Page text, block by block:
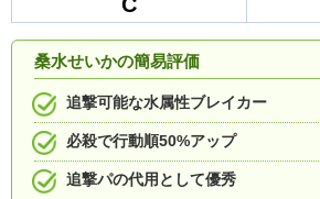
桑水せいかの簡易評価
追撃可能な水属性ブレイカー
必殺で行動順50%アップ
追撃パの代用として優秀